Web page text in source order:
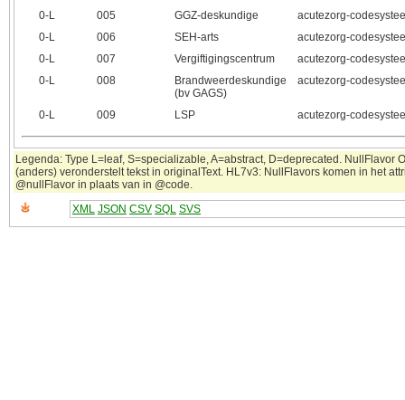
0‑L
005 GGZ-deskundige
acutezorg-
0‑L
006 SEH-arts
acutezorg-
0‑L
007 Vergiftigingscentrum
acutezorg-
0‑L
008
Brandweerdeskundige
(bv GAGS)
acutezorg-
0‑L 009 LSP acutezorg-
Legenda: Type L=leaf, S=specializable, A=abstract, D=deprecated. NullFlavor
(anders) veronderstelt tekst in originalText. HL7v3: NullFlavors komen in het
@nullFlavor in plaats van in @code.
XML JSON CSV SQL SVS